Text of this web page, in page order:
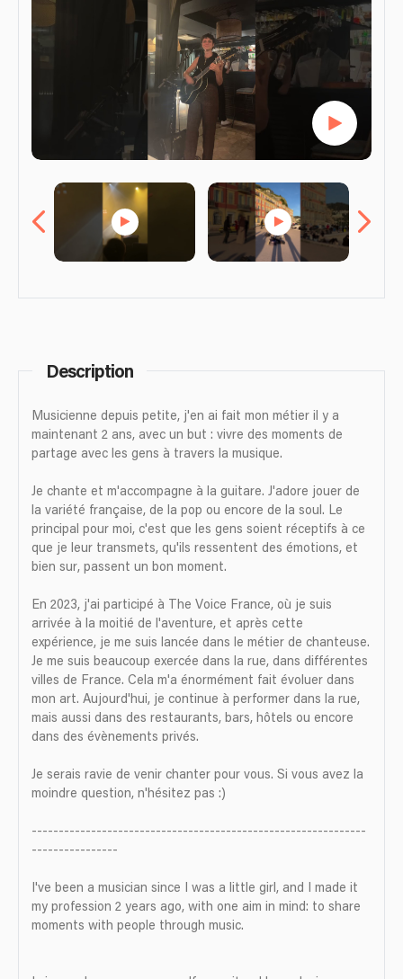
Description
Musicienne depuis petite, j'en ai fait mon métier il y a
maintenant 2 ans, avec un but : vivre des moments de
partage avec les gens à travers la musique.
Je chante et m'accompagne à la guitare. J'adore jouer de
la variété française, de la pop ou encore de la soul. Le
principal pour moi, c'est que les gens soient réceptifs à ce
que je leur transmets, qu'ils ressentent des émotions, et
bien sur, passent un bon moment.
En 2023, j'ai participé à The Voice France, où je suis
arrivée à la moitié de l'aventure, et après cette
expérience, je me suis lancée dans le métier de chanteuse.
Je me suis beaucoup exercée dans la rue, dans différentes
villes de France. Cela m'a énormément fait évoluer dans
mon art. Aujourd'hui, je continue à performer dans la rue,
mais aussi dans des restaurants, bars, hôtels ou encore
dans des évènements privés.
Je serais ravie de venir chanter pour vous. Si vous avez la
moindre question, n'hésitez pas :)
--------------------------------------------------------------
----------------
I've been a musician since I was a little girl, and I made it
my profession 2 years ago, with one aim in mind: to share
moments with people through music.